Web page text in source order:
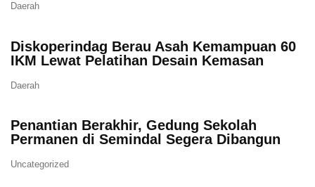
Daerah
Diskoperindag Berau Asah Kemampuan 60
IKM Lewat Pelatihan Desain Kemasan
Daerah
Penantian Berakhir, Gedung Sekolah
Permanen di Semindal Segera Dibangun
Uncategorized